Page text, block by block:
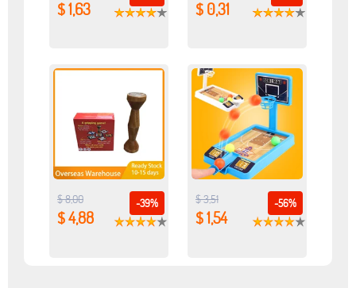
$ 1,63 $ 0,31
-39%
$ 8,00
$ 4,88
-56%
$ 3,51
$ 1,54